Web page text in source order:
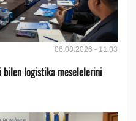
06.08.2026 - 11:03
bilen logistika meselelerini